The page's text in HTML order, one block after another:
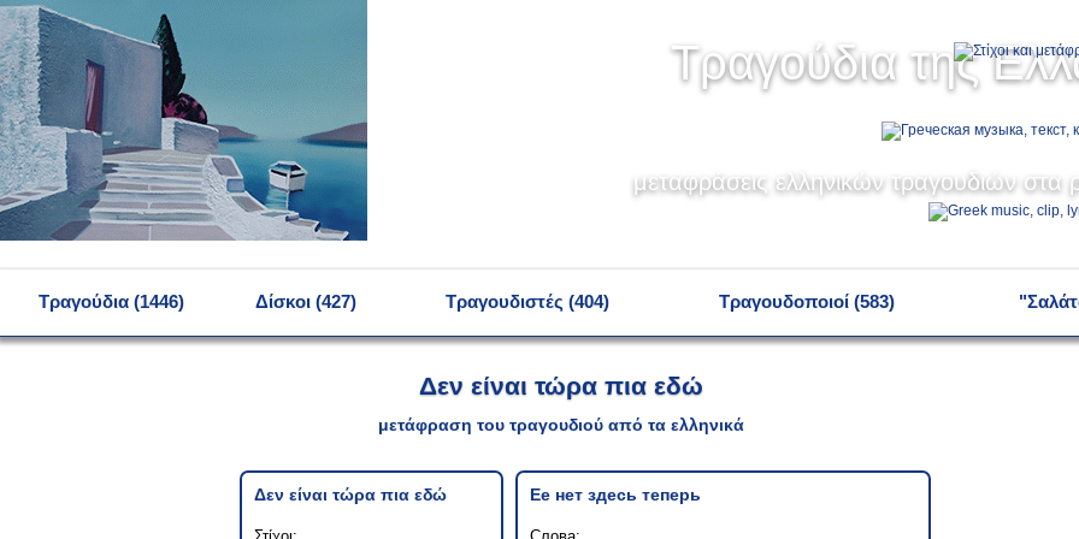
Τραγούδια της
μεταφράσεις ελληνικών τραγουδιών στα
Τραγούδια (1446) Δίσκοι (427) Τραγουδιστές (404) Τραγουδοποιοί (583)
Δεν είναι τώρα πια εδώ
μετάφραση του τραγουδιού από τα ελληνικά
Δεν είναι τώρα πια εδώ Ее нет здесь теперь